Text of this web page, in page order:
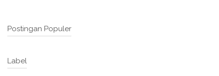
Postingan Populer
Label